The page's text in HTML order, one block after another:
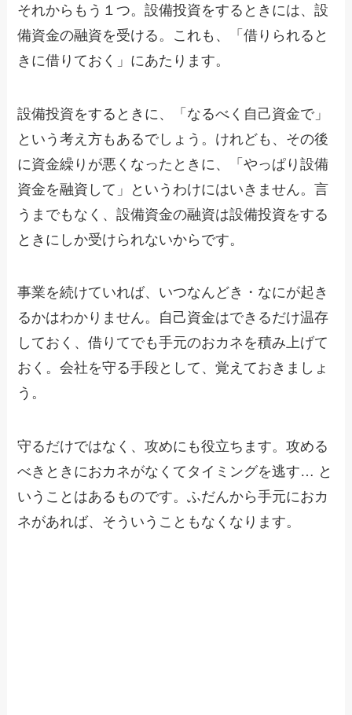
それからもう１つ。設備投資をするときには、設
備資金の融資を受ける。これも、「借りられると
きに借りておく」にあたります。
設備投資をするときに、「なるべく自己資金で」
という考え方もあるでしょう。けれども、その後
に資金繰りが悪くなったときに、「やっぱり設備
資金を融資して」というわけにはいきません。言
うまでもなく、設備資金の融資は設備投資をする
ときにしか受けられないからです。
事業を続けていれば、いつなんどき・なにが起き
るかはわかりません。自己資金はできるだけ温存
しておく、借りてでも手元のおカネを積み上げて
おく。会社を守る手段として、覚えておきましょ
う。
守るだけではなく、攻めにも役立ちます。攻める
べきときにおカネがなくてタイミングを逃す… と
いうことはあるものです。ふだんから手元におカ
ネがあれば、そういうこともなくなります。